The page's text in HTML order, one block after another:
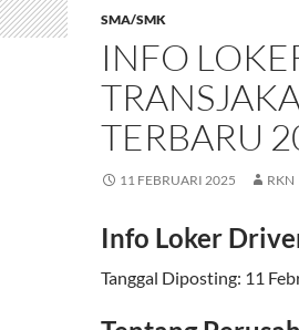
SMA/SMK
INFO
TERBARU
11 FEBRUARI 2025 RKN
Info Loker
Tanggal Diposting: 11